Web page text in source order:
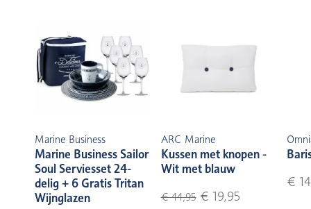
Marine Business
Marine Business Sailor
Soul Serviesset 24-
delig + 6 Gratis Tritan
Wijnglazen
ARC Marine
Kussen met knopen -
Wit met blauw
€ 44,95€ 19,95
€